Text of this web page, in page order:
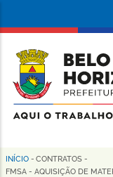
conteúdo
principal
da
Prefeitura
de
Horizonte
Trilha
INÍCIO - CONTRATOS -
FMSA - AQUISIÇÃO DE